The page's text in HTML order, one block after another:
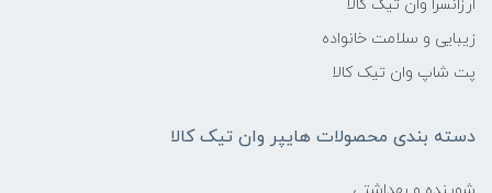
ارزانسرا وان تیک کالا
زیبایی و سلامت خانواده
پت شاپ وان تیک کالا
دسته بندی محصولات هایپر وان تیک کالا